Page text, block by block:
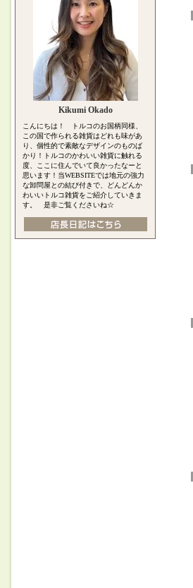
Kikumi Okado
こんにちは！ トルコのお国柄同様、
この国で作られる雑貨はどれも味があ
り、個性的で素敵なデザインのものば
かり！トルコのかわいい雑貨に触れる
度、ここに住んでいて良かったなーと
思います！当WEBSITEでは地元の強力
な卸問屋との結び付きで、どんどんか
わいいトルコ雑貨をご紹介していきま
す。 是非ご覧くださいね☆